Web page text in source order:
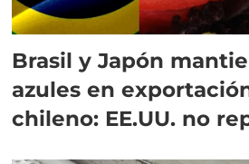
Brasil y Japón
azules en
chileno: EE.UU. no